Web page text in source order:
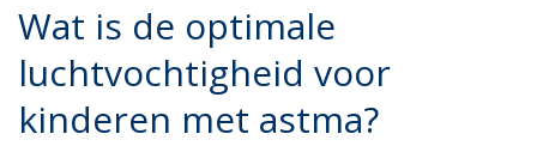
Wat is de optimale
luchtvochtigheid voor
kinderen met astma?